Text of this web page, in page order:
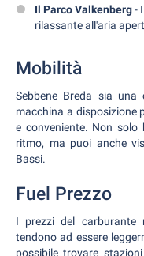
Il Parco Valkenberg-
rilassante all'aria
Mobilità
Sebbene Breda sia una
macchina a disposizione
e conveniente. Non
ritmo, ma puoi anche
Bassi.
Fuel Prezzo
I prezzi del carburante
tendono ad essere
possibile trovare